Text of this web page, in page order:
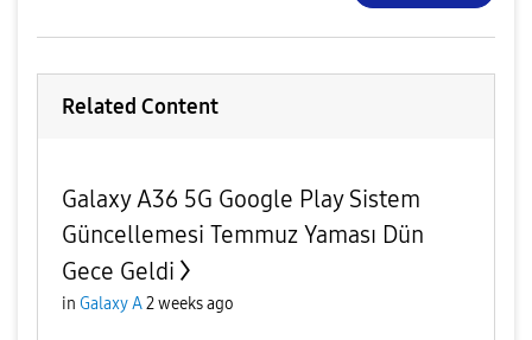
Related Content
Galaxy A36 5G Google Play Sistem
Güncellemesi Temmuz Yaması Dün
Gece Geldi
in Galaxy A2 weeks ago